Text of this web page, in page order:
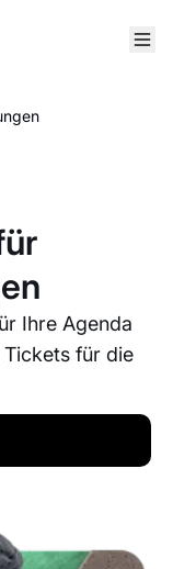
Ihre Agenda
für die